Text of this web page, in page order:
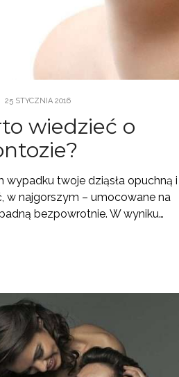
25 STYCZNIA 2016
wiedzieć o
wypadku twoje dziąsła opuchną i
w najgorszym – umocowane na
bezpowrotnie. W wyniku…